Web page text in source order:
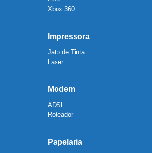
Xbox 360
Impressora
Jato de Tinta
Laser
Modem
ADSL
Roteador
Papelaria